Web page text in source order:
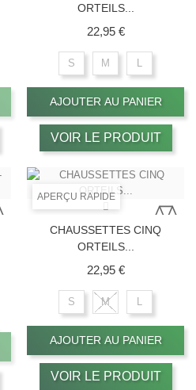
ORTEILS...
22,95 €Prix
S M
AJOUTER AU PANIER
VOIR LE PRODUIT
APERÇU RAPIDE
CHAUSSETTES CINQ
ORTEILS...
22,95 €Prix
S M
AJOUTER AU PANIER
VOIR LE PRODUIT